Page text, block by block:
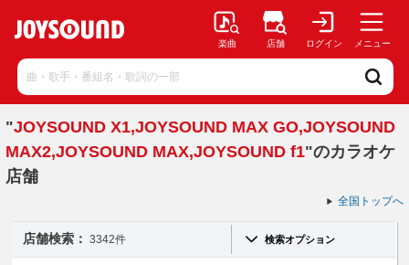
楽曲 店舗 ログイン メニュー
"JOYSOUND X1,JOYSOUND MAX GO,JOYSOUND
MAX2,JOYSOUND MAX,JOYSOUND f1"のカラオケ
店舗
全国トップへ
店舗検索： 3342件 検索オプション